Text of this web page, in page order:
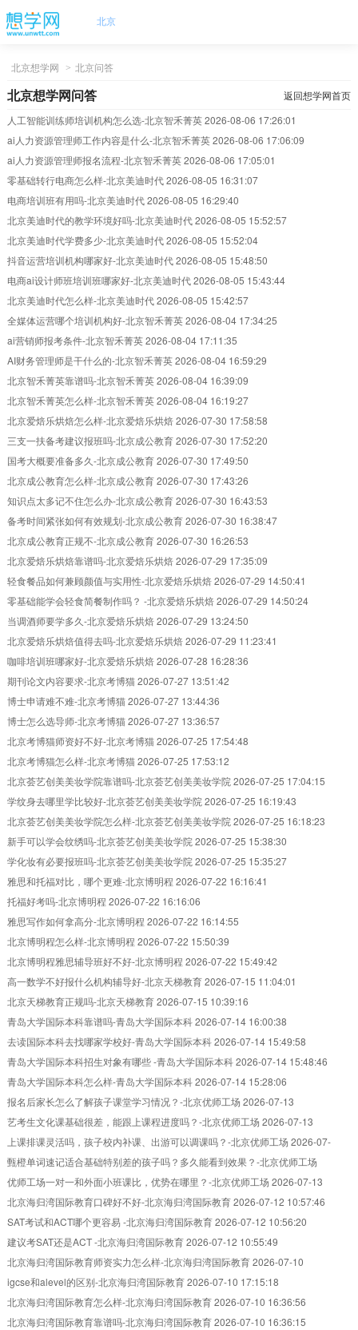
北京
北京想学网 > 北京问答
北京想学网问答
返回想学网首页
人工智能训练师培训机构怎么选-北京智禾菁英2026-08-06 17:26:01
ai人力资源管理师工作内容是什么-北京智禾菁英2026-08-06 17:06:09
ai人力资源管理师报名流程-北京智禾菁英2026-08-06 17:05:01
零基础转行电商怎么样-北京美迪时代2026-08-05 16:31:07
电商培训班有用吗-北京美迪时代2026-08-05 16:29:40
北京美迪时代的教学环境好吗-北京美迪时代2026-08-05 15:52:57
北京美迪时代学费多少-北京美迪时代2026-08-05 15:52:04
抖音运营培训机构哪家好-北京美迪时代2026-08-05 15:48:50
电商ai设计师班培训班哪家好-北京美迪时代2026-08-05 15:43:44
北京美迪时代怎么样-北京美迪时代2026-08-05 15:42:57
全媒体运营哪个培训机构好-北京智禾菁英2026-08-04 17:34:25
ai营销师报考条件-北京智禾菁英2026-08-04 17:11:35
AI财务管理师是干什么的-北京智禾菁英2026-08-04 16:59:29
北京智禾菁英靠谱吗-北京智禾菁英2026-08-04 16:39:09
北京智禾菁英怎么样-北京智禾菁英2026-08-04 16:19:27
北京爱焙乐烘焙怎么样-北京爱焙乐烘焙2026-07-30 17:58:58
三支一扶备考建议报班吗-北京成公教育2026-07-30 17:52:20
国考大概要准备多久-北京成公教育2026-07-30 17:49:50
北京成公教育怎么样-北京成公教育2026-07-30 17:43:26
知识点太多记不住怎么办-北京成公教育2026-07-30 16:43:53
备考时间紧张如何有效规划-北京成公教育2026-07-30 16:38:47
北京成公教育正规不-北京成公教育2026-07-30 16:26:53
北京爱焙乐烘焙靠谱吗-北京爱焙乐烘焙2026-07-29 17:35:09
轻食餐品如何兼顾颜值与实用性-北京爱焙乐烘焙2026-07-29 14:50:41
零基础能学会轻食简餐制作吗？ -北京爱焙乐烘焙2026-07-29 14:50:24
当调酒师要学多久-北京爱焙乐烘焙2026-07-29 13:24:50
北京爱焙乐烘焙值得去吗-北京爱焙乐烘焙2026-07-29 11:23:41
咖啡培训班哪家好-北京爱焙乐烘焙2026-07-28 16:28:36
期刊论文内容要求-北京考博猫2026-07-27 13:51:42
博士申请难不难-北京考博猫2026-07-27 13:44:36
博士怎么选导师-北京考博猫2026-07-27 13:36:57
北京考博猫师资好不好-北京考博猫2026-07-25 17:54:48
北京考博猫怎么样-北京考博猫2026-07-25 17:53:12
北京荟艺创美美妆学院靠谱吗-北京荟艺创美美妆学院2026-07-25 17:04:15
学纹身去哪里学比较好-北京荟艺创美美妆学院2026-07-25 16:19:43
北京荟艺创美美妆学院怎么样-北京荟艺创美美妆学院2026-07-25 16:18:23
新手可以学会纹绣吗-北京荟艺创美美妆学院2026-07-25 15:38:30
学化妆有必要报班吗-北京荟艺创美美妆学院2026-07-25 15:35:27
雅思和托福对比，哪个更难-北京博明程 2026-07-22 16:16:41
托福好考吗-北京博明程 2026-07-22 16:16:06
雅思写作如何拿高分-北京博明程 2026-07-22 16:14:55
北京博明程怎么样-北京博明程 2026-07-22 15:50:39
北京博明程雅思辅导班好不好-北京博明程 2026-07-22 15:49:42
高一数学不好报什么机构辅导好-北京天梯教育2026-07-15 11:04:01
北京天梯教育正规吗-北京天梯教育2026-07-15 10:39:16
青岛大学国际本科靠谱吗-青岛大学国际本科2026-07-14 16:00:38
去读国际本科去找哪家学校好-青岛大学国际本科2026-07-14 15:49:58
青岛大学国际本科招生对象有哪些 -青岛大学国际本科2026-07-14 15:48:46
青岛大学国际本科怎么样-青岛大学国际本科2026-07-14 15:28:06
报名后家长怎么了解孩子课堂学习情况？-北京优师工场 2026-07-13
18:49:30
艺考生文化课基础很差，能跟上课程进度吗？-北京优师工场 2026-07-13
18:48:57
上课排课灵活吗，孩子校内补课、出游可以调课吗？-北京优师工场 2026-07-
13 18:48:36
甄橙单词速记适合基础特别差的孩子吗？多久能看到效果？-北京优师工场
2026-07-13 18:48:18
优师工场一对一和外面小班课比，优势在哪里？-北京优师工场 2026-07-13
18:48:02
北京海归湾国际教育口碑好不好-北京海归湾国际教育2026-07-12 10:57:46
SAT考试和ACT哪个更容易 -北京海归湾国际教育2026-07-12 10:56:20
建议考SAT还是ACT -北京海归湾国际教育2026-07-12 10:55:49
北京海归湾国际教育师资实力怎么样-北京海归湾国际教育2026-07-10
17:45:58
igcse和alevel的区别-北京海归湾国际教育2026-07-10 17:15:18
北京海归湾国际教育怎么样-北京海归湾国际教育2026-07-10 16:36:56
北京海归湾国际教育靠谱吗-北京海归湾国际教育2026-07-10 16:36:15